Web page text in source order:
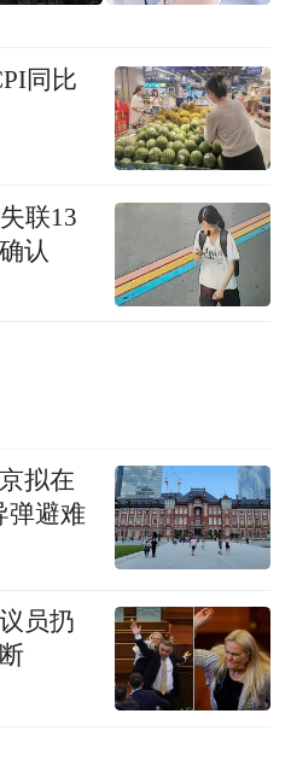
一大摞招生简章，仔
大早听说这里有高招咨
，我就自己坐车来了现
愿填报感到很迷茫，但
燃起了希望！”朱媛说
，对于她来说非常重
序，心里有数了。”高
，高考生樊诗睿详细了
“从一大早到中午，我
的招生情况，只有掌
我在填报高考志愿的时
同比
联13
认
拟在
弹避难
员扔